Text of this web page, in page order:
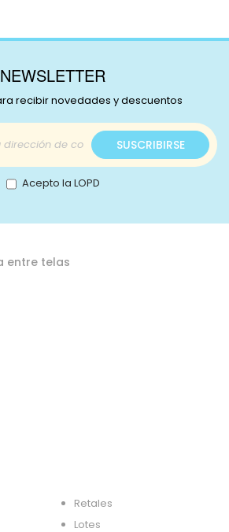
NEWSLETTER
recibir novedades y descuentos
Inscríbase
boletín
de
SUSCRIBIRSE
Acepto la LOPD
entre telas
Retales
Lotes